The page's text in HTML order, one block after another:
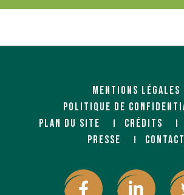
MENTIONS LÉGALES
POLITIQUE DE
PLAN DU SITE
CRÉDITS
PRESSE
CONTACT